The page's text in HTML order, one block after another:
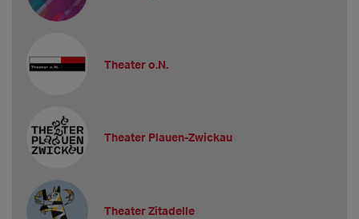
Theater o.N.
Theater Plauen-Zwickau
Theater Zitadelle